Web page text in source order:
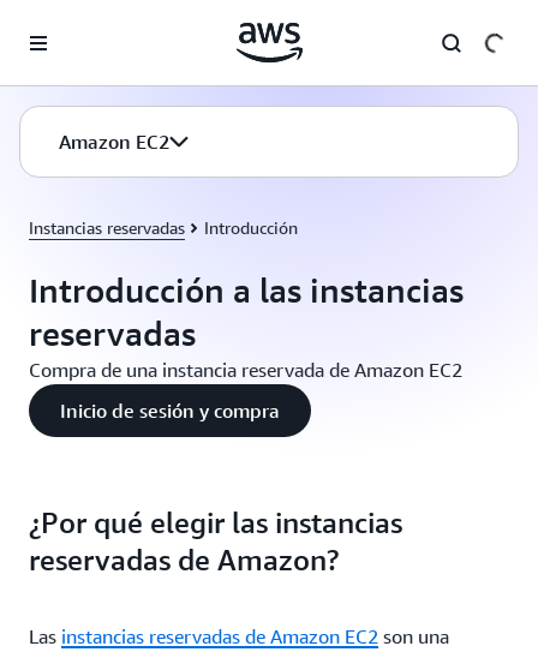
Amazon EC2
Instancias reservadas Introducción
Introducción a las instancias
reservadas
Compra de una instancia reservada de Amazon EC2
Inicio de sesión y compra
¿Por qué elegir las instancias
reservadas de Amazon?
Las instancias reservadas de Amazon EC2 son una